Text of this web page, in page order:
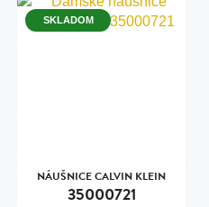
SKLADOM
NÁUŠNICE CALVIN KLEIN
35000721